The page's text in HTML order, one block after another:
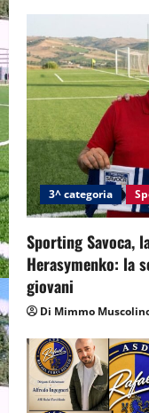
3^ categoria
Sporting Savoca,
Herasymenko: la
giovani
Di Mimmo